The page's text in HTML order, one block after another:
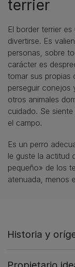
terrier
El border terrier
divertirse. Es
personas, sobre
carácter es
tomar sus propias
perseguir conejos
otros animales
cuidado. Se
el campo.
Es un perro
le guste la actitud
pequeño» de los
atenuada, menos
Historia y